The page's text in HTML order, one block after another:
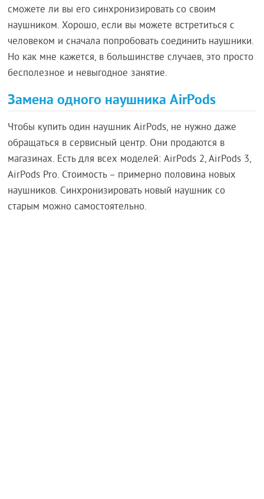
сможете ли вы его синхронизировать со своим
наушником. Хорошо, если вы можете встретиться с
человеком и сначала попробовать соединить наушники.
Но как мне кажется, в большинстве случаев, это просто
бесполезное и невыгодное занятие.
Замена одного наушника AirPods
Чтобы купить один наушник AirPods, не нужно даже
обращаться в сервисный центр. Они продаются в
магазинах. Есть для всех моделей: AirPods 2, AirPods 3,
AirPods Pro. Стоимость – примерно половина новых
наушников. Синхронизировать новый наушник со
старым можно самостоятельно.